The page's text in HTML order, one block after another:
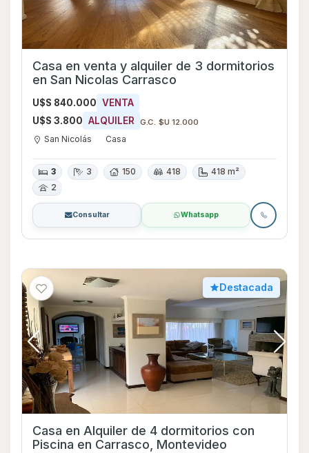
Casa en venta y alquiler de 3 dormitorios
en San Nicolas Carrasco
U$S 840.000 VENTA
U$S 3.800 ALQUILER G.C. $U 12.000
San Nicolás Casa
3 3 150 418
418 m²
2
Consultar Whatsapp
Destacada
Casa en Alquiler de 4 dormitorios con
Piscina en Carrasco, Montevideo